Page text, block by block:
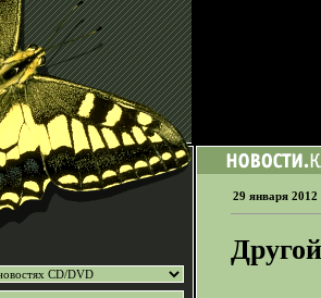
29 января 2012